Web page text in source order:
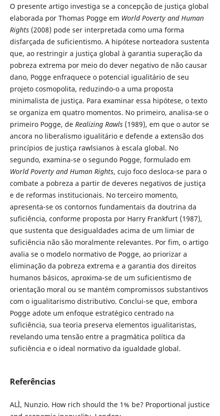
O presente artigo investiga se a concepção de justiça global
elaborada por Thomas Pogge em World Poverty and Human
Rights(2008) pode ser interpretada como uma forma
disfarçada de suficientismo. A hipótese norteadora sustenta
que, ao restringir a justiça global à garantia superação da
pobreza extrema por meio do dever negativo de não causar
dano, Pogge enfraquece o potencial igualitário de seu
projeto cosmopolita, reduzindo-o a uma proposta
minimalista de justiça. Para examinar essa hipótese, o texto
se organiza em quatro momentos. No primeiro, analisa-se o
primeiro Pogge, de Realizing Rawls (1989), em que o autor se
ancora no liberalismo igualitário e defende a extensão dos
princípios de justiça rawlsianos à escala global. No
segundo, examina-se o segundo Pogge, formulado em
World Poverty and Human Rights, cujo foco desloca-se para o
combate a pobreza a partir de deveres negativos de justiça
e de reformas institucionais. No terceiro momento,
apresenta-se os contornos fundamentais da doutrina da
suficiência, conforme proposta por Harry Frankfurt (1987),
que sustenta que desigualdades acima de um limiar de
suficiência não são moralmente relevantes. Por fim, o artigo
avalia se o modelo normativo de Pogge, ao priorizar a
eliminação da pobreza extrema e a garantia dos direitos
humanos básicos, aproxima-se de um suficientismo de
orientação moral ou se mantém compromissos substantivos
com o igualitarismo distributivo. Conclui-se que, embora
Pogge adote um enfoque estratégico centrado na
suficiência, sua teoria preserva elementos igualitaristas,
revelando uma tensão entre a pragmática política da
suficiência e o ideal normativo da igualdade global.
Referências
ALÌ, Nunzio. How rich should the 1% be? Proportional justice